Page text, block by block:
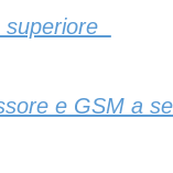
superiore
e GSM a